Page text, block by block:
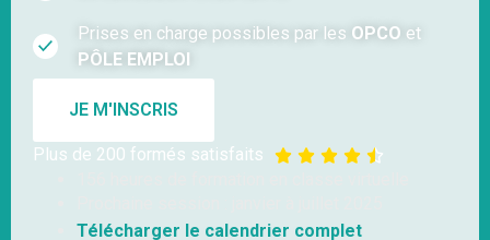
Prises en charge possibles par les OPCO et
PÔLE EMPLOI
JE M'INSCRIS
Plus de 200 formés satisfaits     
Télécharger le calendrier complet